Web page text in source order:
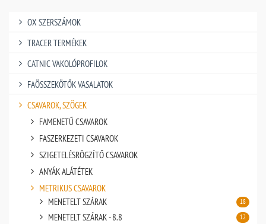
OX SZERSZÁMOK
TRACER TERMÉKEK
CATNIC VAKOLÓPROFILOK
FAÖSSZEKÖTŐK VASALATOK
CSAVAROK, SZÖGEK
FAMENETŰ CSAVAROK
FASZERKEZETI CSAVAROK
SZIGETELÉSRÖGZÍTŐ CSAVAROK
ANYÁK ALÁTÉTEK
METRIKUS CSAVAROK
MENETELT SZÁRAK
18
MENETELT SZÁRAK - 8.8 12